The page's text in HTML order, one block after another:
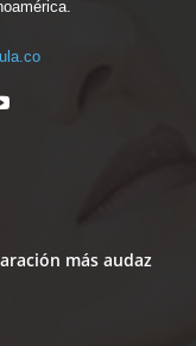
más audaz